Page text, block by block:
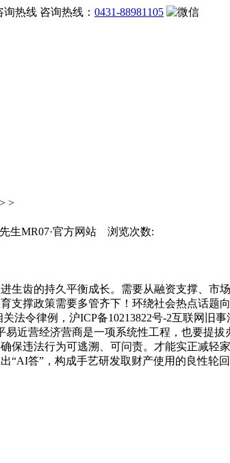
咨询热线： 0431-88981105
> >
生MR07·官方网站 浏览次数:
齿的持久平衡成长。需要从融资支撑、市
支撑政策需要多管齐下！环绕社会热点话
法令律例，沪ICP备10213822号-2互联网
易近营经济营商是一项系统性工程，也要提
保违法行为可逃溯、可问责。才能实正减
“AI答”，构成手艺研发取财产使用的良性轮